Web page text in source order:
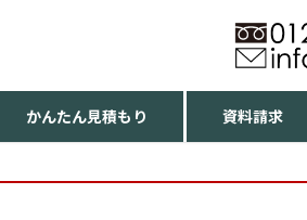
かんたん見積もり 資料請求